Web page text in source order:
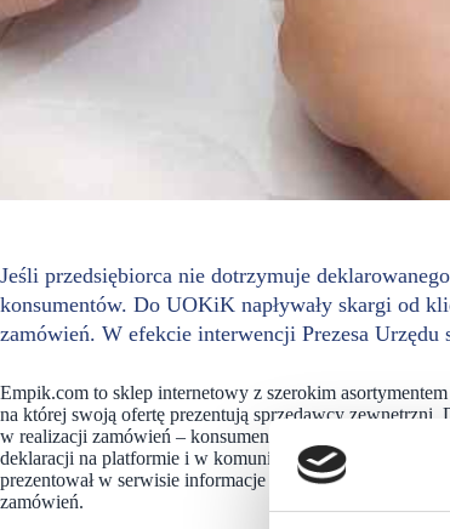
Jeśli przedsiębiorca nie dotrzymuje
konsumentów. Do UOKiK napływały skargi od
zamówień. W efekcie interwencji Prezesa Urzędu
Empik.com to sklep internetowy z szerokim
na której swoją ofertę prezentują sprzedawcy
w realizacji zamówień – konsumenci otrzymywali
deklaracji na platformie i w komunikacji mailowej.
prezentował w serwisie informacje o produktach m.in. o
zamówień.